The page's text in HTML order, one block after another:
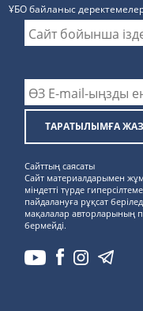
ҰБО байланыс
ТАРАТЫЛЫМҒА
Сайттың саясаты
Сайт материалдарымен
міндетті түрде
пайдалануға рұқсат
мақалалар авторларының
бермейді.